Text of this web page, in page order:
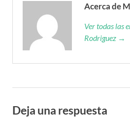
Acerca de
Ver todas las
Rodriguez →
Deja una respuesta